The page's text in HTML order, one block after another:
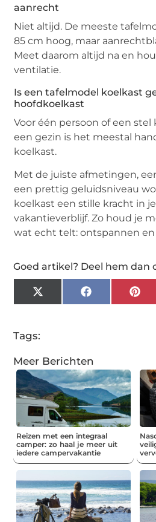
aanrecht
Niet altijd. De meeste
85 cm hoog, maar
Meet daarom altijd na en
ventilatie.
Is een tafelmodel koelkast
hoofdkoelkast
Voor één persoon of een stel
een gezin is het meestal
koelkast.
Met de juiste afmetingen,
een prettig geluidsniveau
koelkast een stille kracht in
vakantieverblijf. Zo houd je
wat echt telt: ontspannen
Goed artikel? Deel hem dan
X
(Twitter)
Facebook
Tags:
Meer Berichten
Reizen met een integraal
camper: zo haal je meer uit
iedere campervakantie